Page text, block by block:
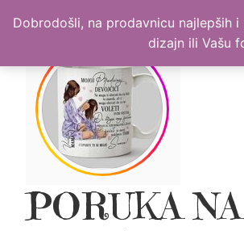
Dobrodošli, na prodavnicu najlepših
dizajn ili Vašu
до
PERSONALIZOVANE ŠOLJE SU IDEALAN
PORUKA